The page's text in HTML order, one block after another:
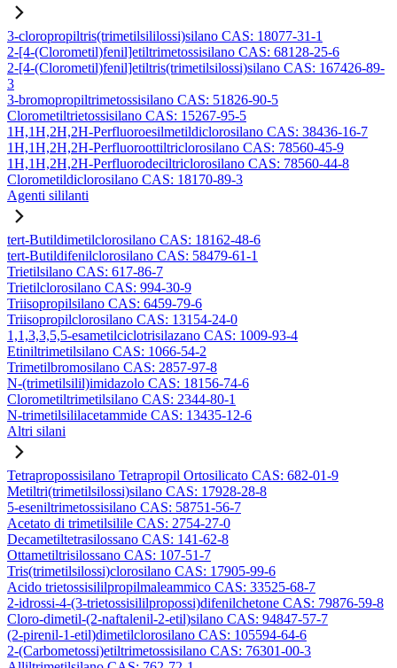
3-cloropropiltris(trimetilsililossi)silano CAS: 18077-31-1
2-[4-(Clorometil)fenil]etiltrimetossisilano CAS: 68128-25-6
2-[4-(Clorometil)fenil]etiltris(trimetilsilossi)silano CAS: 167426-89-
3
3-bromopropiltrimetossisilano CAS: 51826-90-5
Clorometiltrietossisilano CAS: 15267-95-5
1H,1H,2H,2H-Perfluoroesilmetildiclorosilano CAS: 38436-16-7
1H,1H,2H,2H-Perfluoroottiltriclorosilano CAS: 78560-45-9
1H,1H,2H,2H-Perfluorodeciltriclorosilano CAS: 78560-44-8
Clorometildiclorosilano CAS: 18170-89-3
Agenti sililanti
tert-Butildimetilclorosilano CAS: 18162-48-6
tert-Butildifenilclorosilano CAS: 58479-61-1
Trietilsilano CAS: 617-86-7
Trietilclorosilano CAS: 994-30-9
Triisopropilsilano CAS: 6459-79-6
Triisopropilclorosilano CAS: 13154-24-0
1,1,3,3,5,5-esametilciclotrisilazano CAS: 1009-93-4
Etiniltrimetilsilano CAS: 1066-54-2
Trimetilbromosilano CAS: 2857-97-8
N-(trimetilsilil)imidazolo CAS: 18156-74-6
Clorometiltrimetilsilano CAS: 2344-80-1
N-trimetilsililacetammide CAS: 13435-12-6
Altri silani
Tetrapropossisilano Tetrapropil Ortosilicato CAS: 682-01-9
Metiltri(trimetilsilossi)silano CAS: 17928-28-8
5-eseniltrimetossisilano CAS: 58751-56-7
Acetato di trimetilsilile CAS: 2754-27-0
Decametiltetrasilossano CAS: 141-62-8
Ottametiltrisilossano CAS: 107-51-7
Tris(trimetilsilossi)clorosilano CAS: 17905-99-6
Acido trietossisililpropilmaleammico CAS: 33525-68-7
2-idrossi-4-(3-trietossisililpropossi)difenilchetone CAS: 79876-59-8
Cloro-dimetil-(2-naftalenil-2-etil)silano CAS: 94847-57-7
(2-pirenil-1-etil)dimetilclorosilano CAS: 105594-64-6
2-(Carbometossi)etiltrimetossisilano CAS: 76301-00-3